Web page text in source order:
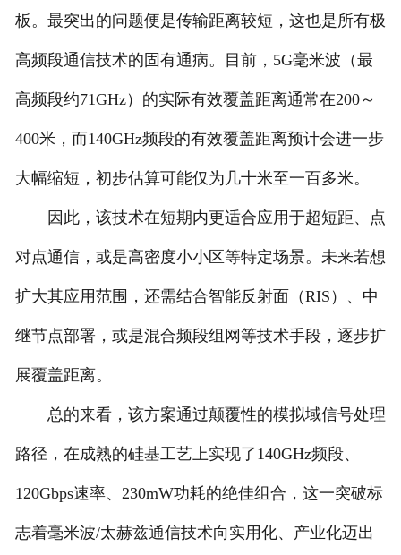
板。最突出的问题便是传输距离较短，这也是所有极
高频段通信技术的固有通病。目前，5G毫米波（最
高频段约71GHz）的实际有效覆盖距离通常在200～
400米，而140GHz频段的有效覆盖距离预计会进一步
大幅缩短，初步估算可能仅为几十米至一百多米。
因此，该技术在短期内更适合应用于超短距、点
对点通信，或是高密度小小区等特定场景。未来若想
扩大其应用范围，还需结合智能反射面（RIS）、中
继节点部署，或是混合频段组网等技术手段，逐步扩
展覆盖距离。
总的来看，该方案通过颠覆性的模拟域信号处理
路径，在成熟的硅基工艺上实现了140GHz频段、
120Gbps速率、230mW功耗的绝佳组合，这一突破标
志着毫米波/太赫兹通信技术向实用化、产业化迈出